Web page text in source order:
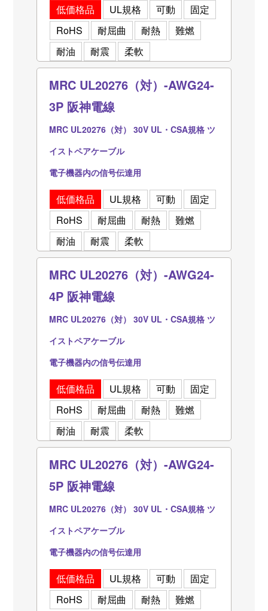
低価格品 UL規格 可動
固定
RoHS
耐屈曲 耐熱
難燃
耐油
耐震 柔軟
MRC UL20276（対）-AWG24-
3P 阪神電線
MRC UL20276（対） 30V UL・CSA規格 ツ
イストペアケーブル
電子機器内の信号伝達用
低価格品 UL規格 可動
固定
RoHS
耐屈曲 耐熱
難燃
耐油
耐震 柔軟
MRC UL20276（対）-AWG24-
4P 阪神電線
MRC UL20276（対） 30V UL・CSA規格 ツ
イストペアケーブル
電子機器内の信号伝達用
低価格品 UL規格 可動
固定
RoHS
耐屈曲 耐熱
難燃
耐油
耐震 柔軟
MRC UL20276（対）-AWG24-
5P 阪神電線
MRC UL20276（対） 30V UL・CSA規格 ツ
イストペアケーブル
電子機器内の信号伝達用
低価格品 UL規格 可動
固定
RoHS
耐屈曲 耐熱 難燃